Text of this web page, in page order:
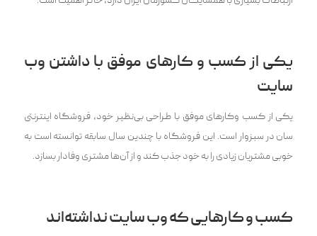
یکی از کسب و کار‌های موفق با داشتن وب
سایت
یکی از کسب وکارهای موفق با طراحی بی‌نظیر خود، فروشگاه اینترنتی
سان در سبزوار است. این فروشگاه با چندین سال سابقه توانسته است به
خوبی مشتریان زیادی را به خود جذب کند و از آن‌ها مشتری وفادار بسازد.
کسب و کارهایی که وب سایت نداشته‌اند